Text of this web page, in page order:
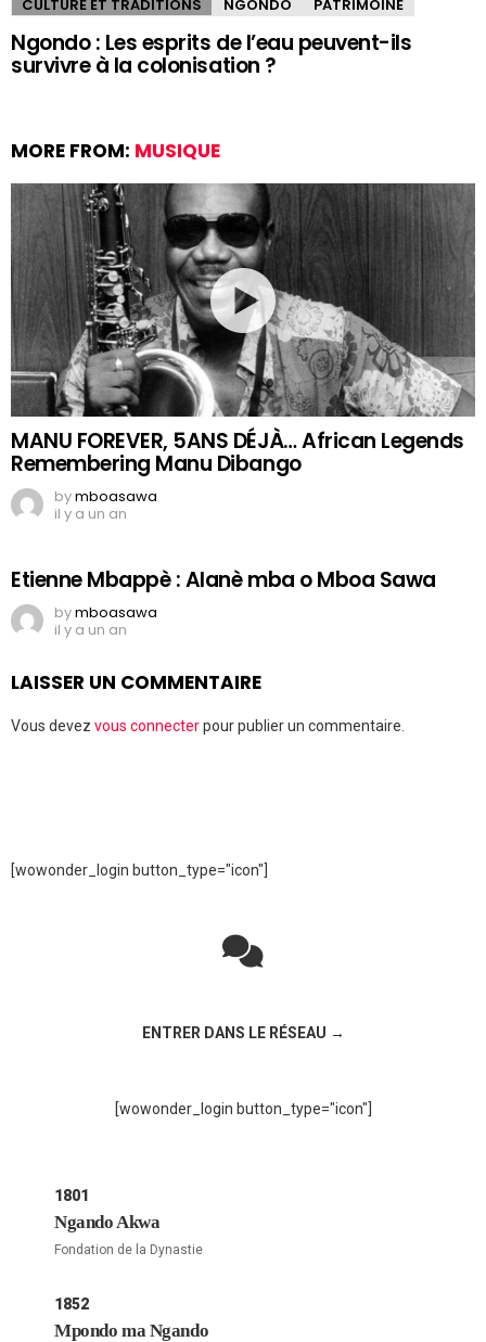
CULTURE ET TRADITIONS NGONDO PATRIMOINE
Ngondo : Les esprits de l’eau peuvent-ils
survivre à la colonisation ?
MORE FROM: MUSIQUE
MANU FOREVER, 5ANS DÉJÀ… African Legends
Remembering Manu Dibango
bymboasawa
il y a un an
Etienne Mbappè : Alanè mba o Mboa Sawa
bymboasawa
il y a un an
LAISSER UN COMMENTAIRE
Vous devez vous connecterpour publier un commentaire.
[wowonder_login button_type="icon"]
ENTRER DANS LE RÉSEAU →
[wowonder_login button_type="icon"]
1801
Ngando Akwa
Fondation de la Dynastie
1852
Mpondo ma Ngando